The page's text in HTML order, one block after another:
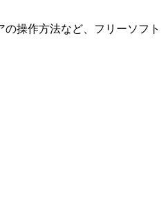
操作方法など、フリーソフト